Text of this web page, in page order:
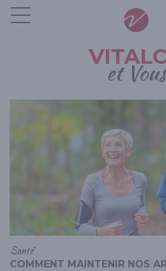
et Vous
Santé
COMMENT MAINTENIR NOS